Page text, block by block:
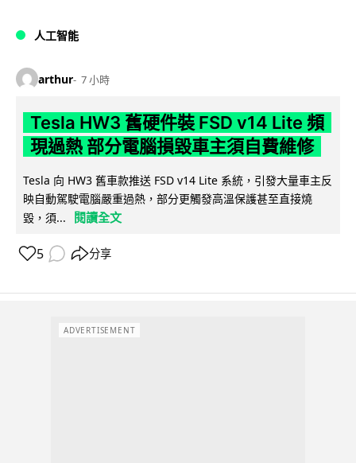
人工智能
arthur 7 小時
Tesla HW3 舊硬件裝 FSD v14 Lite 頻
現過熱 部分電腦損毀車主須自費維修
Tesla 向 HW3 舊車款推送 FSD v14 Lite 系統，引發大量車主反
映自動駕駛電腦嚴重過熱，部分更觸發高溫保護甚至直接燒
毀，須...
閱讀全文
5 分享
ADVERTISEMENT